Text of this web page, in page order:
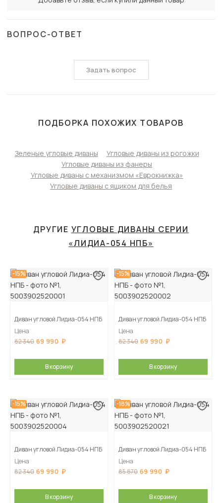
ВОПРОС-ОТВЕТ
Задать вопрос
ПОДБОРКА ПОХОЖИХ ТОВАРОВ
Зеленые угловые диваны
Угловые диваны из рогожки
Угловые диваны из фанеры
Угловые диваны с механизмом «Еврокнижка»
Угловые диваны с ящиком для белья
ДРУГИЕ УГЛОВЫЕ ДИВАНЫ СЕРИИ
«ЛИДИА-054 НПБ»
-15%
Диван угловой Лидиа-054 НПБ
Цена
82 340 69 990
В корзину
-15%
Диван угловой Лидиа-054 НПБ
Цена
82 340 69 990
В корзину
-15%
Диван угловой Лидиа-054 НПБ
Цена
82 340 69 990
В корзину
-18%
Диван угловой Лидиа-054 НПБ
Цена
85 870 69 990
В корзину